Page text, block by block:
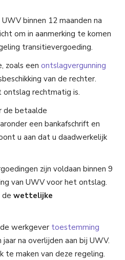
binnen 12 maanden na
om in aanmerking te komen
transitievergoeding.
zoals een ontslagvergunning
van de rechter.
rechtmatig is.
de betaalde
een bankafschrift en
u aan dat u daadwerkelijk
zijn voldaan binnen 9
van UWV voor het ontslag.
de wettelijke
werkgever toestemming
jaar na overlijden aan bij UWV.
te maken van deze regeling.